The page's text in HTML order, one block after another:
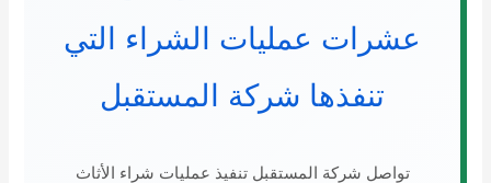
عشرات عمليات الشراء التي
تنفذها شركة المستقبل
تواصل شركة المستقبل تنفيذ عمليات شراء الأثاث